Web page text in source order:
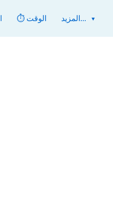
⏱️ الوقت المزيد...